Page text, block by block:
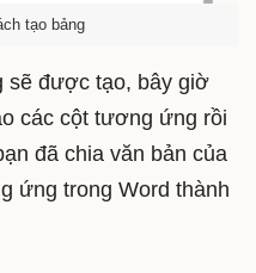
tạo bảng
sẽ được tạo, bây giờ
các cột tương ứng rồi
đã chia văn bản của
ứng trong Word thành